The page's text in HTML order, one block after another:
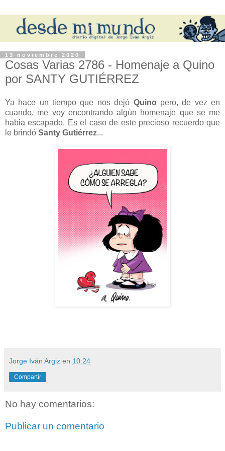
13 noviembre 2020
Cosas Varias 2786 - Homenaje a Quino
por SANTY GUTIÉRREZ
Ya hace un tiempo que nos dejó Quino pero, de vez en
cuando, me voy encontrando algún homenaje que se me
habia escapado. Es el caso de este precioso recuerdo que
le brindó Santy Gutiérrez...
Jorge Iván Argiz en 10:24
Compartir
No hay comentarios:
Publicar un comentario